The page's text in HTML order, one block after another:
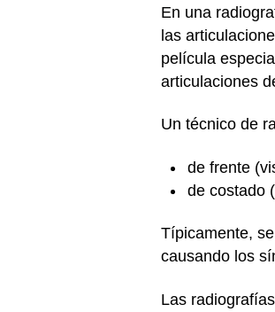
En una
las
película
articulaciones
Un técnico de
de frente
de costado
Típicamente,
causando los
Las